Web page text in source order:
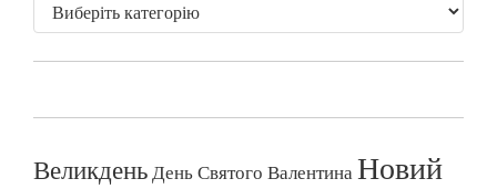
ВеликденьДень Святого ВалентинаНовий